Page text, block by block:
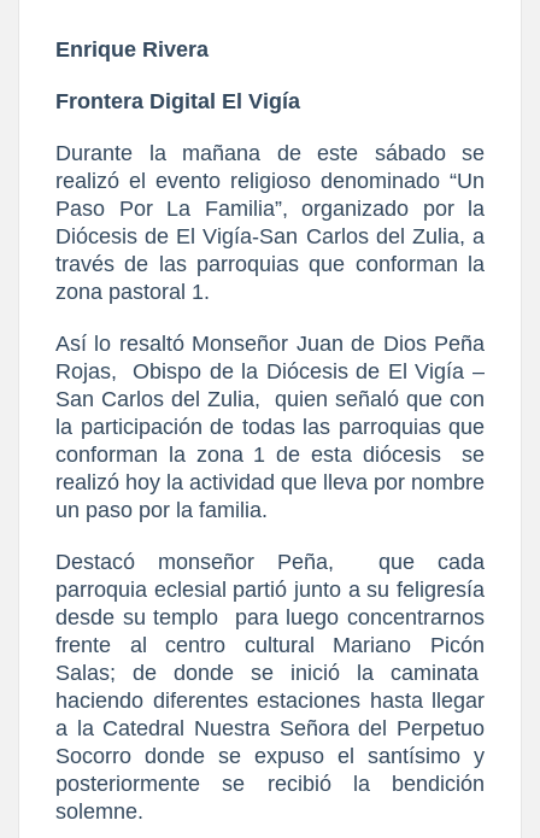
Enrique Rivera
Frontera Digital El Vigía
Durante la mañana de este sábado se
realizó el evento religioso denominado “Un
Paso Por La Familia”, organizado por la
Diócesis de El Vigía-San Carlos del Zulia, a
través de las parroquias que conforman la
zona pastoral 1.
Así lo resaltó Monseñor Juan de Dios Peña
Rojas,
Obispo de la Diócesis de El Vigía –
San Carlos del Zulia,
quien señaló que con
la participación de todas las parroquias que
conforman la zona 1 de esta diócesis
se
realizó hoy la actividad que lleva por nombre
un paso por la familia.
Destacó monseñor Peña,
que cada
parroquia eclesial partió junto a su feligresía
desde su templo
para luego concentrarnos
frente al centro cultural Mariano Picón
Salas; de donde se inició la caminata
haciendo diferentes estaciones hasta llegar
a la Catedral Nuestra Señora del Perpetuo
Socorro donde se expuso el santísimo y
posteriormente se recibió la bendición
solemne.